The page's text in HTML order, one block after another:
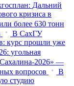
Дальний
кризиса в
более 630 тонн
В СахГУ
курс прошли уже
угольная
2026» —
вопросов
В
студию